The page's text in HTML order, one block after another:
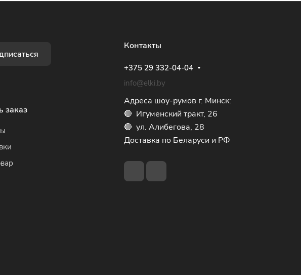
заказ
Контакты
+375 29 332-04-04
info@elki.by
Адреса шоу-румов г. Минск:
🔴 Игуменский тракт, 26
🔴 ул. Алибегова, 28
Доставка по Беларуси и РФ